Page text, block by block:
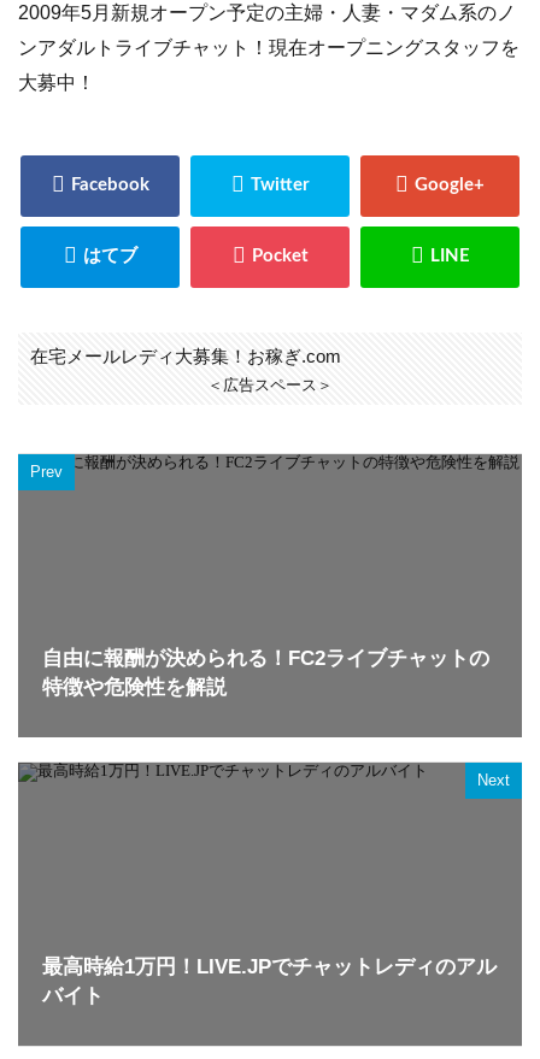
2009年5月新規オープン予定の主婦・人妻・マダム系のノ
ンアダルトライブチャット！現在オープニングスタッフを
大募中！
在宅メールレディ大募集！お稼ぎ.com
＜広告スペース＞
Prev
自由に報酬が決められる！FC2ライブチャットの
特徴や危険性を解説
Next
最高時給1万円！LIVE.JPでチャットレディのアル
バイト